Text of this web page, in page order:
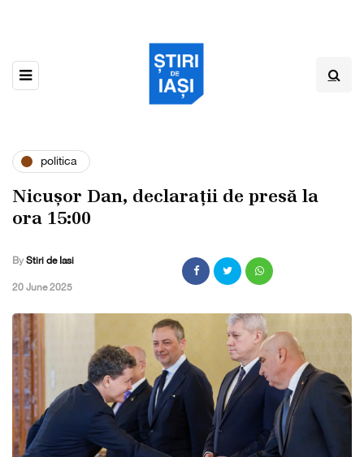
politica
Nicușor Dan, declarații de presă la
ora 15:00
By Stiri de Iasi
,20 June 2025